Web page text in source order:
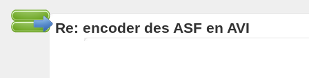
Re: encoder des ASF en AVI